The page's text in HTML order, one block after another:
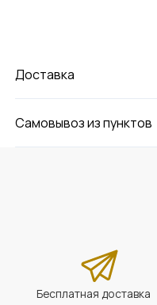
Доставка
Самовывоз из пунктов
Бесплатная доставка